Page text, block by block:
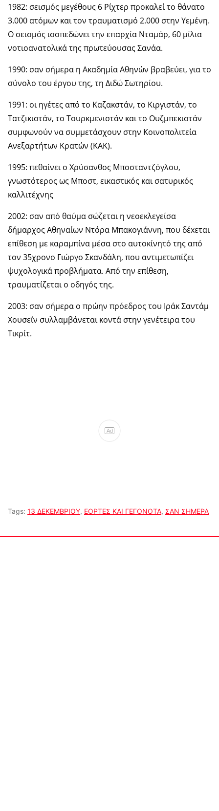
1982: σεισμός μεγέθους 6 Ρίχτερ προκαλεί το θάνατο
3.000 ατόμων και τον τραυματισμό 2.000 στην Υεμένη.
Ο σεισμός ισοπεδώνει την επαρχία Νταμάρ, 60 μίλια
νοτιοανατολικά της πρωτεύουσας Σανάα.
1990: σαν σήμερα η Ακαδημία Αθηνών βραβεύει, για το
σύνολο του έργου της, τη Διδώ Σωτηρίου.
1991: οι ηγέτες από το Καζακστάν, το Κιργιστάν, το
Τατζικιστάν, το Τουρκμενιστάν και το Ουζμπεκιστάν
συμφωνούν να συμμετάσχουν στην Κοινοπολιτεία
Ανεξαρτήτων Κρατών (ΚΑΚ).
1995: πεθαίνει ο Χρύσανθος Μποσταντζόγλου,
γνωστότερος ως Μποστ, εικαστικός και σατυρικός
καλλιτέχνης
2002: σαν από θαύμα σώζεται η νεοεκλεγείσα
δήμαρχος Αθηναίων Ντόρα Μπακογιάννη, που δέxεται
επίθεση με καραμπίνα μέσα στο αυτοκίνητό της από
τον 35χρονο Γιώργο Σκανδάλη, που αντιμετωπίζει
ψυχολογικά προβλήματα. Από την επίθεση,
τραυματίζεται ο οδηγός της.
2003: σαν σήμερα ο πρώην πρόεδρος του Ιράκ Σαντάμ
Χουσεΐν συλλαμβάνεται κοντά στην γενέτειρα του
Τικρίτ.
Ad
Tags: 13 ΔΕΚΕΜΒΡΙΟΥ, ΕΟΡΤΕΣ ΚΑΙ ΓΕΓΟΝΟΤΑ, ΣΑΝ ΣΗΜΕΡΑ